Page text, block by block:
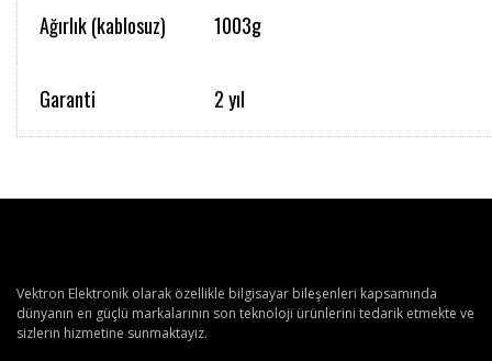
Ağırlık (kablosuz) 1003g
Garanti 2 yıl
Vektron Elektronik olarak özellikle bilgisayar bileşenleri kapsamında
dünyanın en güçlü markalarının son teknoloji ürünlerini tedarik etmekte ve
sizlerin hizmetine sunmaktayız.